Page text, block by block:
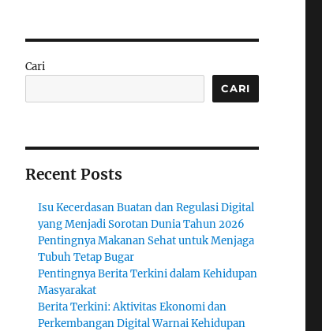
Cari
CARI
Recent Posts
Isu Kecerdasan Buatan dan Regulasi Digital
yang Menjadi Sorotan Dunia Tahun 2026
Pentingnya Makanan Sehat untuk Menjaga
Tubuh Tetap Bugar
Pentingnya Berita Terkini dalam Kehidupan
Masyarakat
Berita Terkini: Aktivitas Ekonomi dan
Perkembangan Digital Warnai Kehidupan